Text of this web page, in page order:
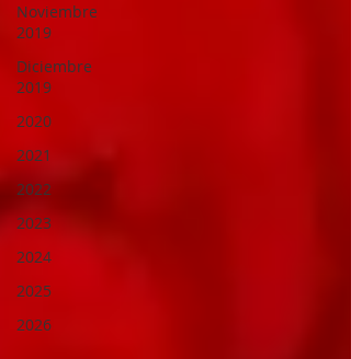
Noviembre
2019
Diciembre
2019
2020
2021
2022
2023
2024
2025
2026